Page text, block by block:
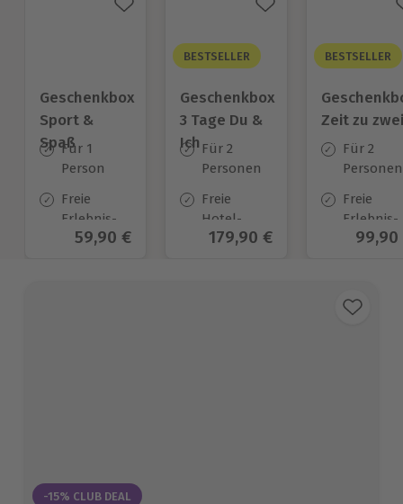
Geschenkbox
Sport &
SpaßFür 1
Person
Freie
Erlebnis-
Auswahl
Aktueller Preis
59,90 €
BESTSELLER
Geschenkbox
3 Tage Du &
Ich Für 2
Personen
Freie
Hotel-
Auswahl
Aktueller Preis
179,90 €
BESTSELLER
Zeit zu
Für 2
Personen
Freie
Erlebnis-
Auswahl
99,90
-15% CLUB DEAL